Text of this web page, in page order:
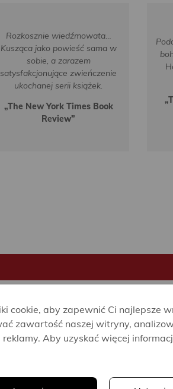
Rozkosznie wiedźmowata…
Kusząca jako powieść sama w
sobie, a zarazem
satysfakcjonujące zwieńczenie
ukochanej serii książek.
„The New York Times Book
Review”
Alice
cookie, aby zapewnić Ci najlepsze
zawartość naszej witryny,
Aby uzyskać więcej